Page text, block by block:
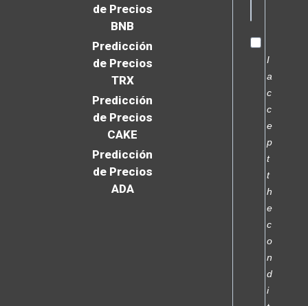
de Precios
BNB
Predicción
de Precios
TRX
Predicción
de Precios
CAKE
Predicción
de Precios
ADA
I
a
c
c
e
p
t
t
h
e
c
o
n
d
i